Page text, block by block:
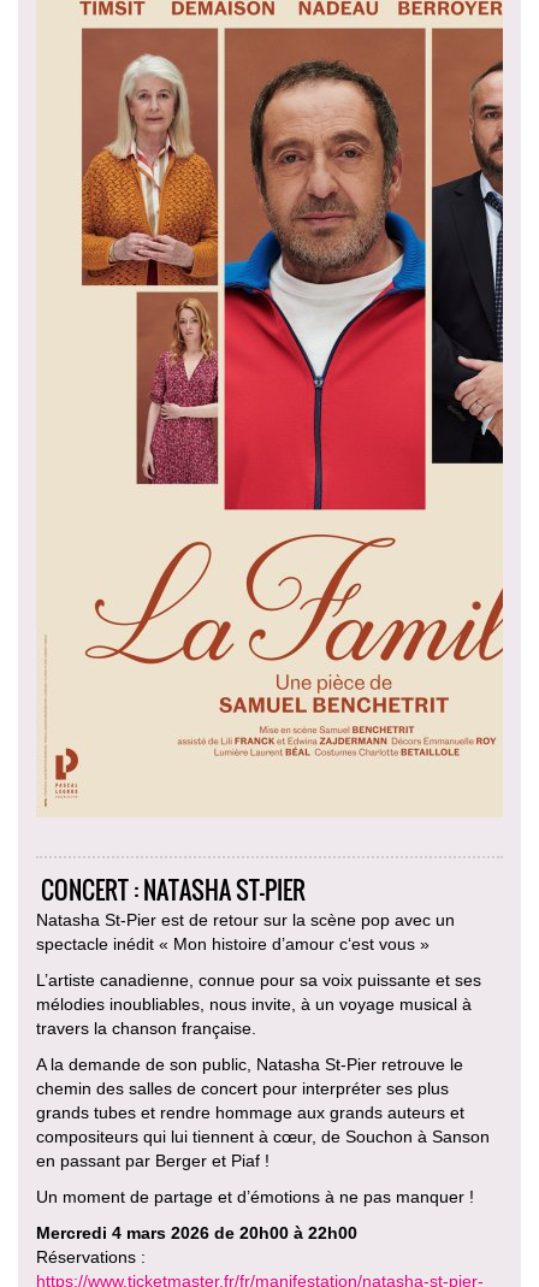
CONCERT : NATASHA ST-PIER
Natasha St-Pier est de retour sur la scène pop avec un
spectacle inédit « Mon histoire d’amour c‘est vous »
L’artiste canadienne, connue pour sa voix puissante et ses
mélodies inoubliables, nous invite, à un voyage musical à
travers la chanson française.
A la demande de son public, Natasha St-Pier retrouve le
chemin des salles de concert pour interpréter ses plus
grands tubes et rendre hommage aux grands auteurs et
compositeurs qui lui tiennent à cœur, de Souchon à Sanson
en passant par Berger et Piaf !
Un moment de partage et d’émotions à ne pas manquer !
Mercredi 4 mars 2026 de 20h00 à 22h00
Réservations :
https://www.ticketmaster.fr/fr/manifestation/natasha-st-pier-